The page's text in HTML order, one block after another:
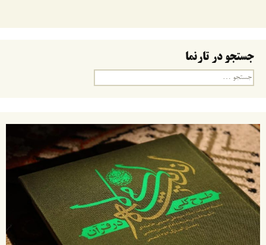
جستجو در تارنما
جستجو